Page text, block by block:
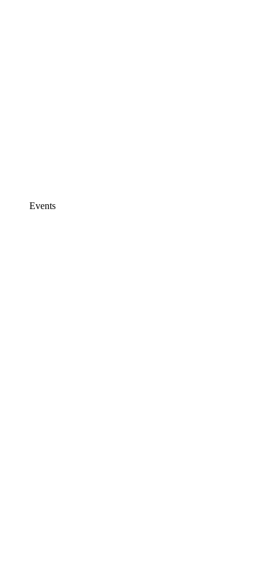
Events